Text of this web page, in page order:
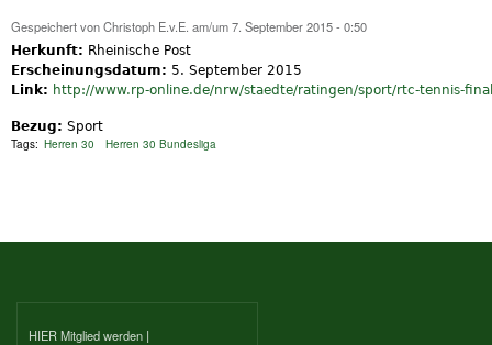
Gespeichert vonChristoph E.v.E. am/um 7. September 2015 - 0:50
Herkunft: Rheinische Post
Erscheinungsdatum: 5. September 2015
Link: http://www.rp-online.de/nrw/staedte/ratingen/sport/rtc-tennis-
Bezug: Sport
Tags: Herren 30 Herren 30 Bundesliga
HIER Mitglied werden |